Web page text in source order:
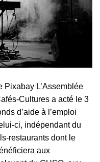
Pixabay L’Assemblée
Cultures a acté le 3
d’aide à l’emploi
ci, indépendant du
restaurants dont le
aux